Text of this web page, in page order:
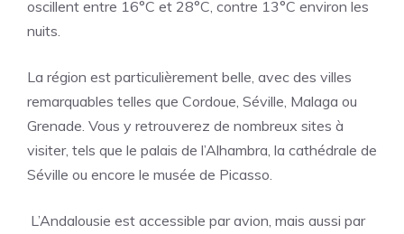
oscillent entre 16°C et 28°C, contre 13°C environ les
nuits.
La région est particulièrement belle, avec des villes
remarquables telles que Cordoue, Séville, Malaga ou
Grenade. Vous y retrouverez de nombreux sites à
visiter, tels que le palais de l’Alhambra, la cathédrale de
Séville ou encore le musée de Picasso.
L’Andalousie est accessible par avion, mais aussi par